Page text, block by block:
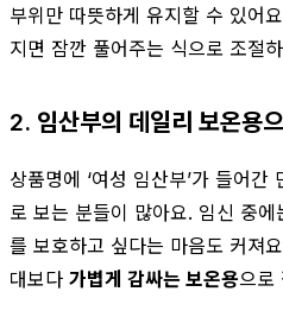
부위만 따뜻하게 유지할 수 있어
지면 잠깐 풀어주는 식으로 조절
2. 임산부의 데일리 보온용
상품명에 ‘여성 임산부’가 들어
로 보는 분들이 많아요. 임신 중
를 보호하고 싶다는 마음도 커져
대보다 가볍게 감싸는 보온용으로